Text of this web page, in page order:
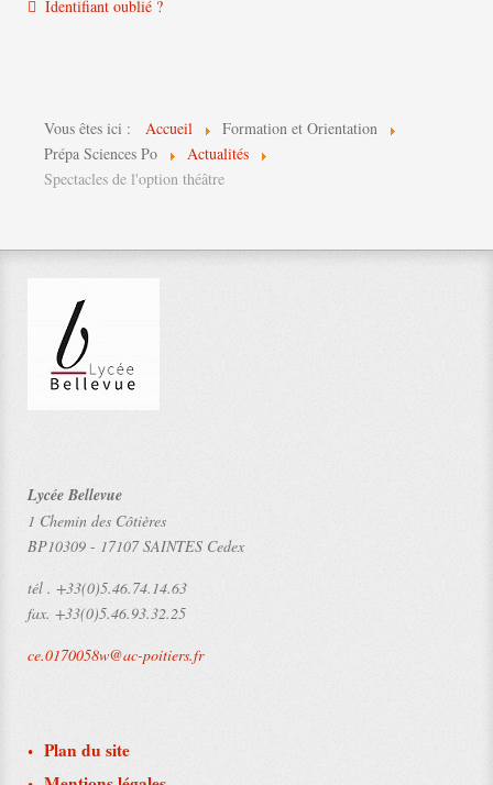
Identifiant oublié ?
Vous êtes ici : Accueil
Formation et Orientation
Prépa Sciences Po
Actualités
Spectacles de l'option théâtre
Lycée Bellevue
1 Chemin des Côtières
BP10309 - 17107 SAINTES Cedex
tél . +33(0)5.46.74.14.63
fax. +33(0)5.46.93.32.25
ce.0170058w@ac-poitiers.fr
Plan du site